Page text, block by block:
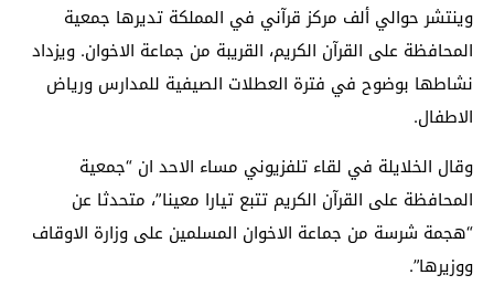
وينتشر حوالي ألف مركز قرآني في المملكة تديرها جمعية
المحافظة على القرآن الكريم، القريبة من جماعة الاخوان. ويزداد
نشاطها بوضوح في فترة العطلات الصيفية للمدارس ورياض
الاطفال.
وقال الخلايلة في لقاء تلفزيوني مساء الاحد ان “جمعية
المحافظة على القرآن الكريم تتبع تيارا معينا”، متحدثا عن
“هجمة شرسة من جماعة الاخوان المسلمين على وزارة الاوقاف
ووزيرها”.